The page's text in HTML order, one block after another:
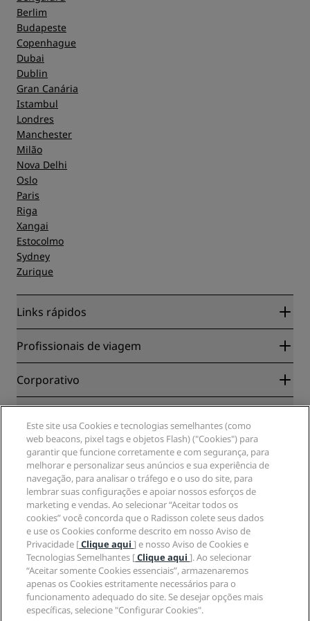
Berlim
Budapeste
Copenhague
Dubai
Dublin
Gran Canária
Istambul
Londres
Manchester
Milão
Nova Delhi
Oslo
Paris
Riga
Xangai
Estocolmo
Sydney
Zurique
Links rápidos
Radisson Rewards
Blog
Destinos
Novos e próximos hotéis
APP Radisson Hotels
Hotéis Sports Approved
Hotéis familiares
Saúde e segurança
Profissionais de viagem
Parceiros
Corporativo
Radisson Hotel Group
Mídia
Carreiras no RHG
Carreiras na PPHE
Carreiras EHL
The Club by RHG
Oportunidades de desenvolvimento
Empresa responsável
Compras
Centro de Privacidade
Aviso legal
Termos e condições do Radisson Rewards
Termos de utilização do site
Acessibilidade Digital
Declaração de escravidão moderna
Ajuda
Alertas ao consumidor
Contato
Perguntas frequentes (FAQ)
Mapa do site
Mídia social
Marcas do Radisson Hotels
Este site usa Cookies e tecnologias semelhantes (como
web beacons, pixel tags e objetos Flash) ("Cookies") para
garantir que funcione corretamente e com segurança, para
melhorar e personalizar seus anúncios e sua experiência de
navegação, para analisar o tráfego e o uso do site, para
lembrar suas configurações e apoiar nossos esforços de
marketing e vendas. Ao selecionar “Aceitar todos os
cookies” você concorda que o Radisson colete seus dados
e use os Cookies conforme descrito em nosso Aviso de
Privacidade [Clique aqui] e nosso Aviso de Cookies e
Tecnologias Semelhantes [Clique aqui]. Ao selecionar
“Aceitar somente Cookies essenciais”, armazenaremos
apenas os Cookies estritamente necessários para o
funcionamento adequado do site. Se desejar opções mais
específicas, selecione "Configurar Cookies".